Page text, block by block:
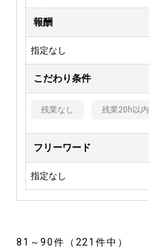
報酬
指定なし
こだわり条件
残業なし 残業20h以内
フリーワード
指定なし
81～90件（221件中）